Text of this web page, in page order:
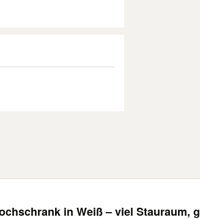
in Weiß – viel Stauraum,